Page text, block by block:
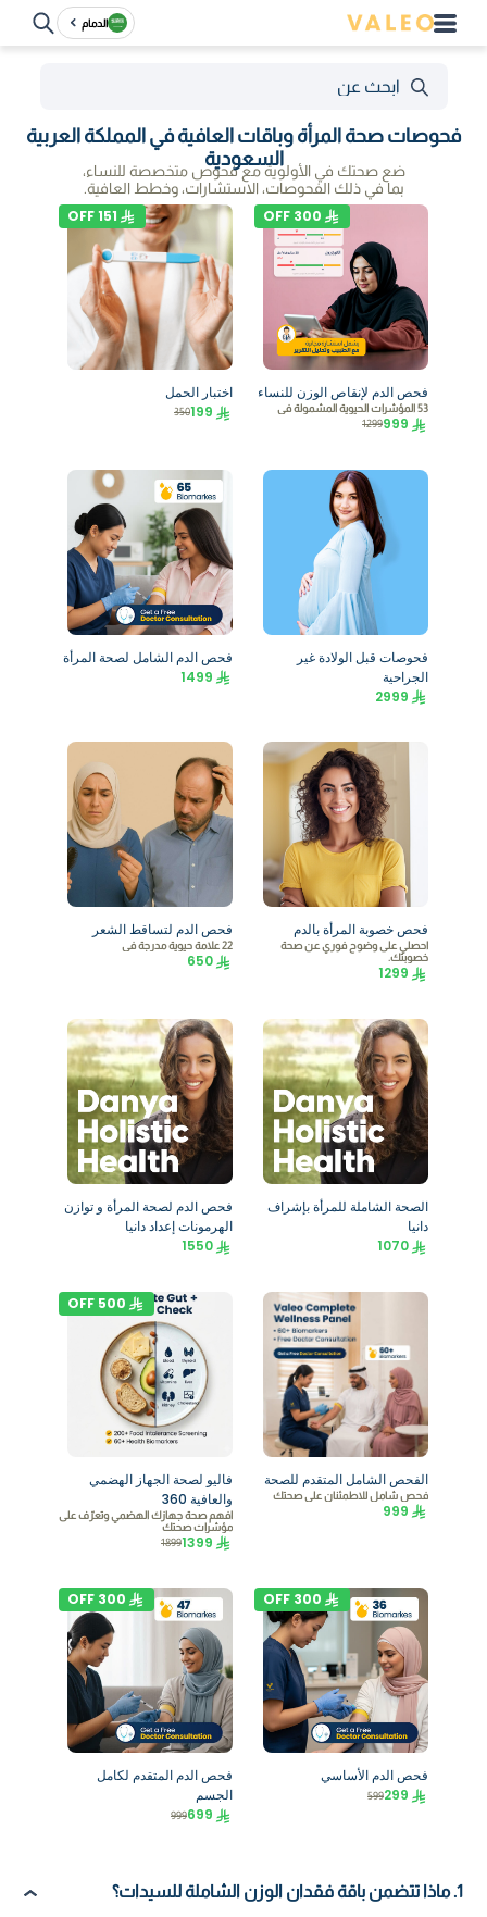
الدمام
ضع صحتك في الأولوية مع فحوص متخصصة للنساء،
بما في ذلك الفحوصات، الاستشارات، وخطط العافية.
فحوصات صحة المرأة وباقات العافية في المملكة العربية
السعودية
فحص الدم لإنقاص الوزن للنساء
53 المؤشرات الحيوية المشمولة في
999
1299
300
OFF
اختبار الحمل
199
350
151
OFF
فحوصات قبل الولادة غير
الجراحية
2999
فحص الدم الشامل لصحة المرأة
1499
فحص خصوبة المرأة بالدم
احصلي على وضوح فوري عن صحة
خصوبتك.
1299
فحص الدم لتساقط الشعر
22 علامة حيوية مدرجة في
650
الصحة الشاملة للمرأة بإشراف
دانيا
1070
فحص الدم لصحة المرأة و توازن
الهرمونات إعداد دانيا
1550
الفحص الشامل المتقدم للصحة
فحص شامل للاطمئنان على صحتك
999
فاليو لصحة الجهاز الهضمي
والعافية 360
افهم صحة جهازك الهضمي وتعرّف على
مؤشرات صحتك
1399
1899
500
OFF
فحص الدم الأساسي
299
599
300
OFF
فحص الدم المتقدم لكامل
الجسم
699
999
300
OFF
1. ماذا تتضمن باقة فقدان الوزن الشاملة للسيدات؟